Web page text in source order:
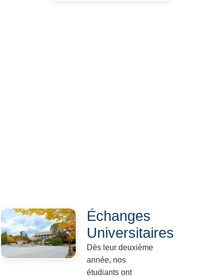
Échanges
Universitaires
Dès leur deuxième
année, nos
étudiants ont